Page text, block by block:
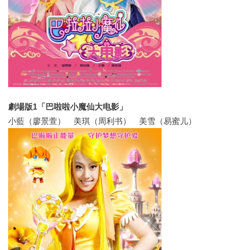
劇場版1「巴啦啦小魔仙大电影」
小藍（廖景萱） 美琪（周利书） 美雪（易蜜儿）